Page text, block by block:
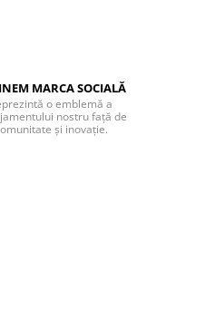
MARCA SOCIALĂ
o emblemă a
nostru față de
și inovație.